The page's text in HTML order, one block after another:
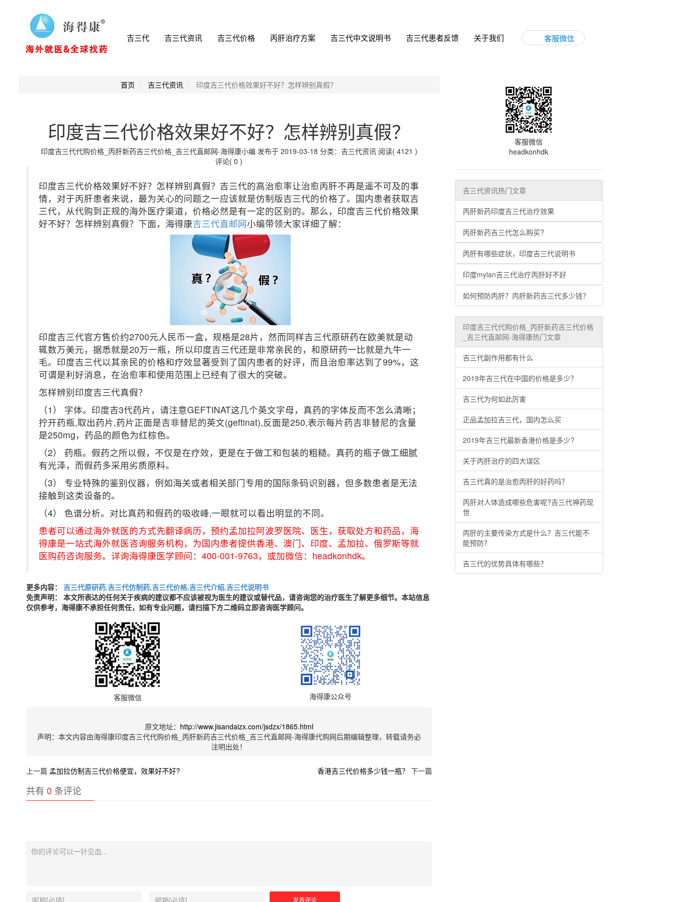
吉三代 吉三代资讯 吉三代价格 丙肝治疗方案 吉三代中文说明书 吉三代患者反馈 关于我们 客服微信
首页 吉三代资讯 印度吉三代价格效果好不好？怎样辨别真假？
印度吉三代价格效果好不好？怎样辨别真假？
印度吉三代代购价格_丙肝新药吉三代价格_吉三代直邮网-海得康小编 发布于 2019-03-18 分类：吉三代资讯 阅读( 4121 )
评论( 0 )
印度吉三代价格效果好不好？怎样辨别真假？吉三代的高治愈率让治愈丙肝不再是遥不可及的事
情，对于丙肝患者来说，最为关心的问题之一应该就是仿制版吉三代的价格了。国内患者获取吉
三代，从代购到正规的海外医疗渠道，价格必然是有一定的区别的。那么，印度吉三代价格效果
好不好？怎样辨别真假？下面，海得康吉三代直邮网小编带领大家详细了解：
印度吉三代官方售价约2700元人民币一盒，规格是28片，然而同样吉三代原研药在欧美就是动
辄数万美元，据悉就是20万一瓶，所以印度吉三代还是非常亲民的，和原研药一比就是九牛一
毛。印度吉三代以其亲民的价格和疗效显著受到了国内患者的好评，而且治愈率达到了99%，这
可谓是利好消息，在治愈率和使用范围上已经有了很大的突破。
怎样辨别印度吉三代真假？
（1） 字体。印度吉3代药片，请注意GEFTINAT这几个英文字母，真药的字体反而不怎么清晰；
拧开药瓶,取出药片,药片正面是吉非替尼的英文(geftinat),反面是250,表示每片药吉非替尼的含量
是250mg，药品的颜色为红棕色。
（2） 药瓶。假药之所以假，不仅是在疗效，更是在于做工和包装的粗糙。真药的瓶子做工细腻
有光泽，而假药多采用劣质原料。
（3） 专业特殊的鉴别仪器，例如海关或者相关部门专用的国际条码识别器，但多数患者是无法
接触到这类设备的。
（4） 色谱分析。对比真药和假药的吸收峰,一眼就可以看出明显的不同。
患者可以通过海外就医的方式先翻译病历，预约孟加拉阿波罗医院、医生，获取处方和药品，海
得康是一站式海外就医咨询服务机构，为国内患者提供香港、澳门、印度、孟加拉、俄罗斯等就
医购药咨询服务。详询海得康医学顾问：400-001-9763，或加微信：headkonhdk。
更多内容：
吉三代原研药,吉三代仿制药,吉三代价格,吉三代介绍,吉三代说明书
免责声明： 本文所表达的任何关于疾病的建议都不应该被视为医生的建议或替代品，请咨询您的治疗医生了解更多细节。本站信息
仅供参考，海得康不承担任何责任，如有专业问题，请扫描下方二维码立即咨询医学顾问。
客服微信 海得康公众号
原文地址： http://www.jisandaizx.com/jsdzx/1865.html
声明：本文内容由海得康印度吉三代代购价格_丙肝新药吉三代价格_吉三代直邮网-海得康代购网后期编辑整理，转载请务必
注明出处！
上一篇 孟加拉仿制吉三代价格便宜，效果好不好? 香港吉三代价格多少钱一瓶？ 下一篇
共有 0 条评论
客服微信
headkonhdk
吉三代资讯热门文章
丙肝新药印度吉三代治疗效果
丙肝新药吉三代怎么购买?
丙肝有哪些症状，印度吉三代说明书
印度mylan吉三代治疗丙肝好不好
如何预防丙肝？丙肝新药吉三代多少钱？
印度吉三代代购价格_丙肝新药吉三代价格
_吉三代直邮网-海得康热门文章
吉三代副作用都有什么
2019年吉三代在中国的价格是多少？
吉三代为何如此厉害
正品孟加拉吉三代，国内怎么买
2019年吉三代最新香港价格是多少?
关于丙肝治疗的四大误区
吉三代真的是治愈丙肝的好药吗？
丙肝对人体造成哪些危害呢?吉三代神药现
世
丙肝的主要传染方式是什么？吉三代能不
能预防？
吉三代的优势具体有哪些？